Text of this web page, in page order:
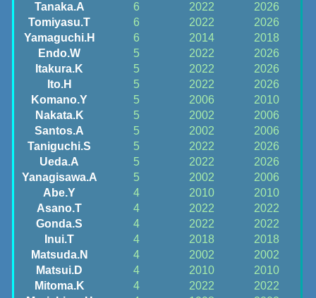
Tanaka.A
6 2022
2026
Tomiyasu.T
6 2022
2026
Yamaguchi.H
6 2014
2018
Endo.W
5 2022
2026
Itakura.K
5 2022
2026
Ito.H
5 2022
2026
Komano.Y
5 2006
2010
Nakata.K
5 2002
2006
Santos.A
5 2002
2006
Taniguchi.S
5 2022
2026
Ueda.A
5 2022
2026
Yanagisawa.A
5 2002
2006
Abe.Y
4 2010
2010
Asano.T
4 2022
2022
Gonda.S
4 2022
2022
Inui.T
4 2018
2018
Matsuda.N
4 2002
2002
Matsui.D
4 2010
2010
Mitoma.K
4 2022
2022